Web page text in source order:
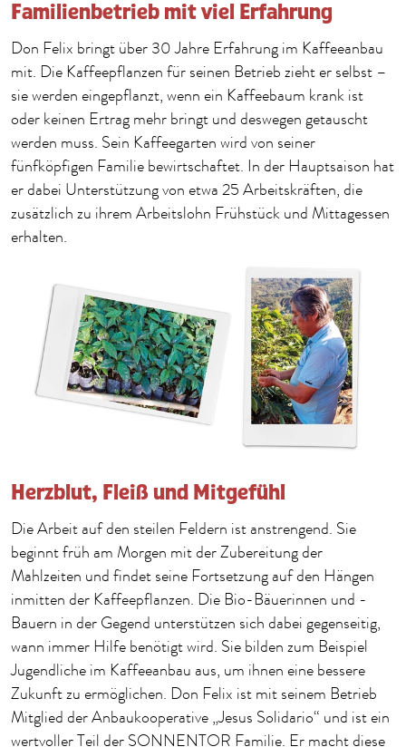
Familienbetrieb mit viel Erfahrung
Don Felix bringt über 30 Jahre Erfahrung im Kaffeeanbau
mit. Die Kaffeepflanzen für seinen Betrieb zieht er selbst –
sie werden eingepflanzt, wenn ein Kaffeebaum krank ist
oder keinen Ertrag mehr bringt und deswegen getauscht
werden muss. Sein Kaffeegarten wird von seiner
fünfköpfigen Familie bewirtschaftet. In der Hauptsaison hat
er dabei Unterstützung von etwa 25 Arbeitskräften, die
zusätzlich zu ihrem Arbeitslohn Frühstück und Mittagessen
erhalten.
Herzblut, Fleiß und Mitgefühl
Die Arbeit auf den steilen Feldern ist anstrengend. Sie
beginnt früh am Morgen mit der Zubereitung der
Mahlzeiten und findet seine Fortsetzung auf den Hängen
inmitten der Kaffeepflanzen. Die Bio-Bäuerinnen und -
Bauern in der Gegend unterstützen sich dabei gegenseitig,
wann immer Hilfe benötigt wird. Sie bilden zum Beispiel
Jugendliche im Kaffeeanbau aus, um ihnen eine bessere
Zukunft zu ermöglichen. Don Felix ist mit seinem Betrieb
Mitglied der Anbaukooperative „Jesus Solidario“ und ist ein
wertvoller Teil der SONNENTOR Familie. Er macht diese